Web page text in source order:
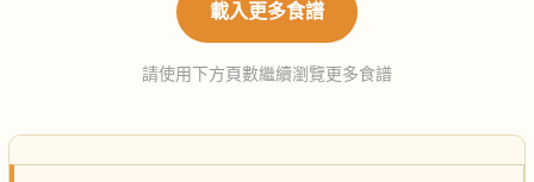
載入更多食譜
請使用下方頁數繼續瀏覽更多食譜